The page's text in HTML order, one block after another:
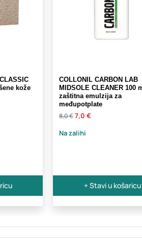
kože
COLLONIL CARBON LAB
MIDSOLE CLEANER 100
zaštitna emulzija za
međupotplate
8,0 €7,0 €
Na zalihi
+ Stavi u košaricu